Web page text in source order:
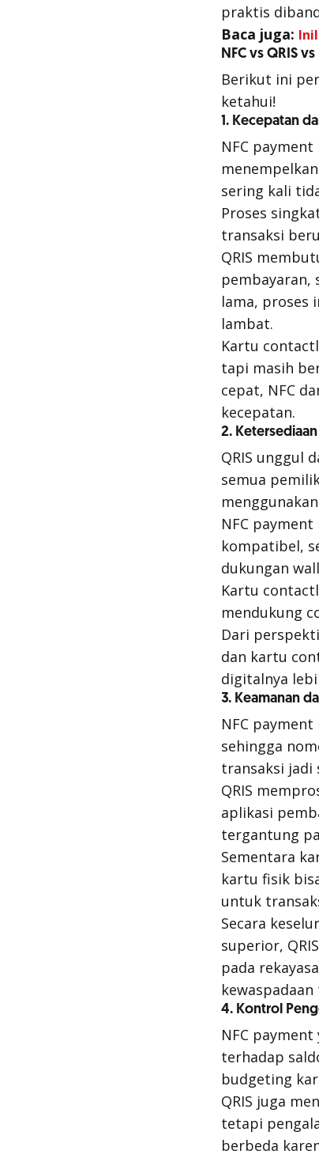
praktis
Baca juga:
NFC vs QRIS
Berikut ini
ketahui!
1. Kecepatan
NFC payment
sering kali
Proses
transaksi
QRIS
pembayaran,
lama, proses
lambat.
Kartu
tapi masih
cepat, NFC
kecepatan.
2.
QRIS unggul
semua
NFC payment
kompatibel,
dukungan
Kartu
mendukung
Dari
dan kartu
digitalnya
3. Keamanan
NFC payment
sehingga
transaksi jadi
QRIS
aplikasi
tergantung
Sementara
kartu fisik
untuk
Secara
superior,
pada
4. Kontrol
NFC
terhadap
budgeting
QRIS juga
tetapi
berbeda